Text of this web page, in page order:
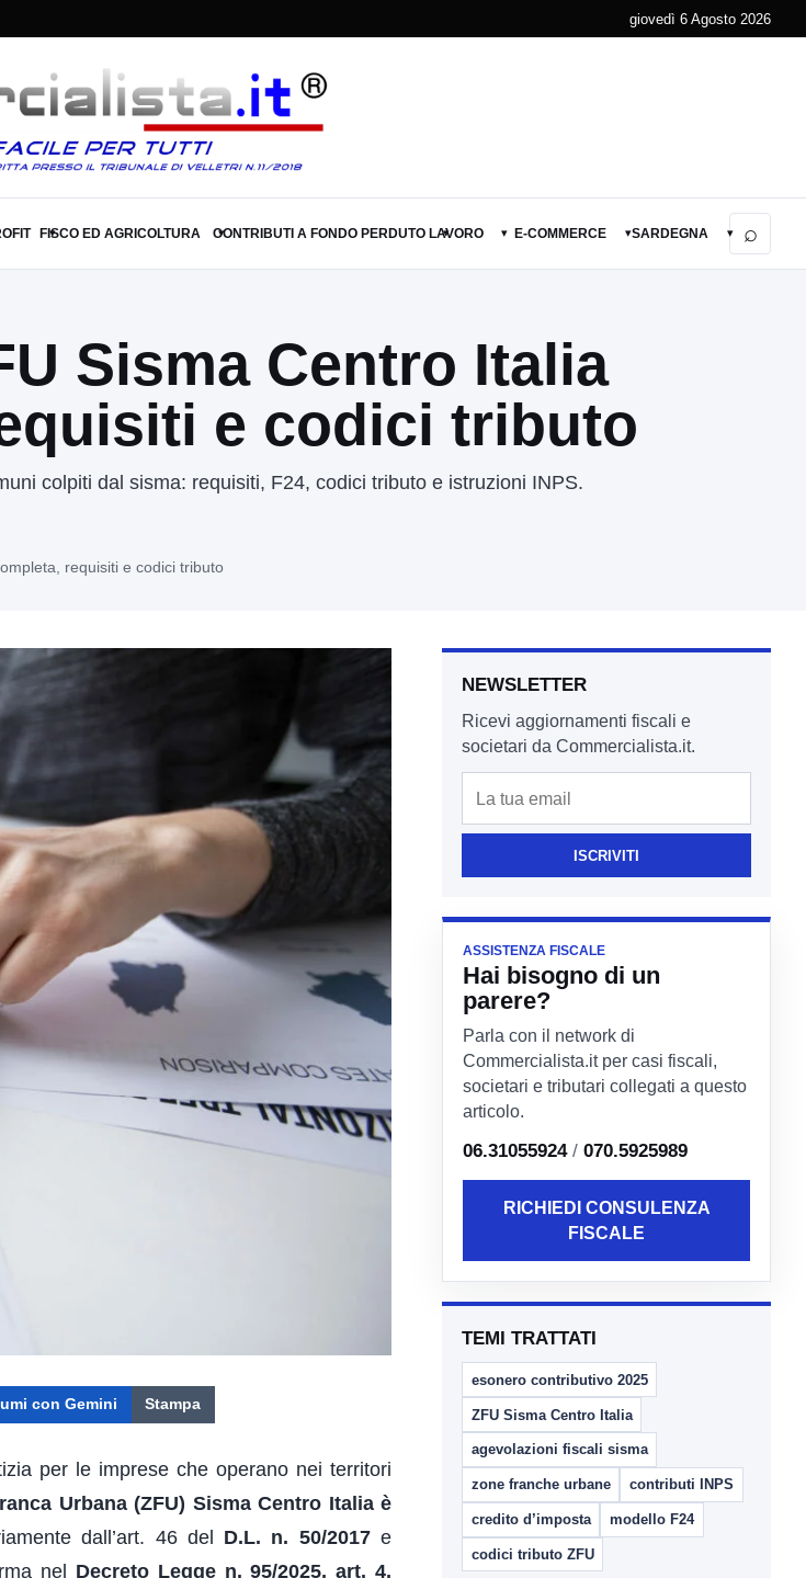
giovedì 6 Agosto 2026
▾
FISCO ED AGRICOLTURA ▾
CONTRIBUTI A FONDO PERDUTO ▾
LAVORO ▾ E-COMMERCE ▾SARDEGNA ▾ ⌕
Sisma Centro Italia
e codici tributo
colpiti dal sisma: requisiti, F24, codici tributo e istruzioni INPS.
requisiti e codici tributo
con Gemini Stampa
per le imprese che operano nei territori
Urbana (ZFU) Sisma Centro Italia è
dall’art. 46 del D.L. n. 50/2017e
nel Decreto Legge n. 95/2025, art. 4,
NEWSLETTER
Ricevi aggiornamenti fiscali e
societari da Commercialista.it.
ISCRIVITI
ASSISTENZA FISCALE
Hai bisogno di un
parere?
Parla con il network di
Commercialista.it per casi fiscali,
societari e tributari collegati a questo
articolo.
06.31055924 / 070.5925989
RICHIEDI CONSULENZA
FISCALE
TEMI TRATTATI
esonero contributivo 2025
ZFU Sisma Centro Italia
agevolazioni fiscali sisma
zone franche urbane contributi INPS
credito d’imposta modello F24
codici tributo ZFU